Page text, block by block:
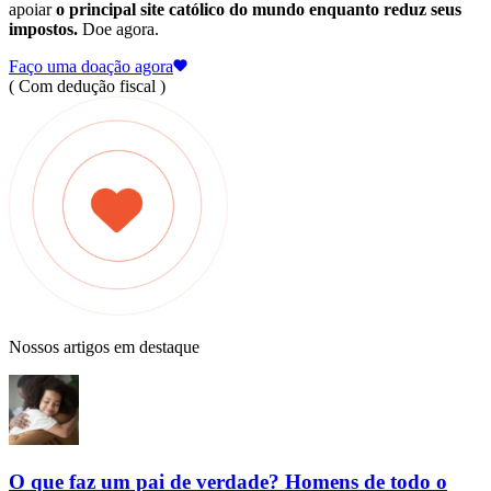
apoiaro principal site católico do mundo enquanto reduz seus
impostos. Doe agora.
Faço uma doação agora
( Com dedução fiscal )
Nossos artigos em destaque
O que faz um pai de verdade? Homens de todo o